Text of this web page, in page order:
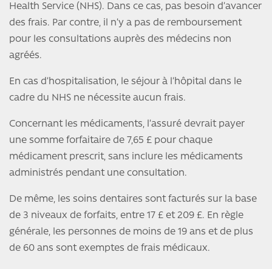
Health Service (NHS). Dans ce cas, pas besoin d’avancer
des frais. Par contre, il n’y a pas de remboursement
pour les consultations auprès des médecins non
agréés.
En cas d’hospitalisation, le séjour à l’hôpital dans le
cadre du NHS ne nécessite aucun frais.
Concernant les médicaments, l’assuré devrait payer
une somme forfaitaire de 7,65 £ pour chaque
médicament prescrit, sans inclure les médicaments
administrés pendant une consultation.
De même, les soins dentaires sont facturés sur la base
de 3 niveaux de forfaits, entre 17 £ et 209 £. En règle
générale, les personnes de moins de 19 ans et de plus
de 60 ans sont exemptes de frais médicaux.